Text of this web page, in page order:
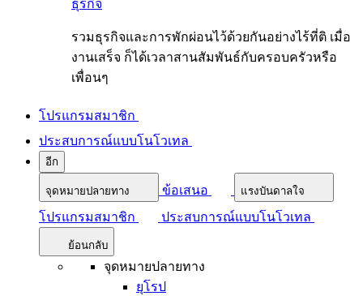
ธุรกิจ
รวมธุรกิจและการพักผ่อนไว้ด้วยกันอย่างไร้ที่ติ เมื่อ
งานเสร็จ ก็ได้เวลาสานสัมพันธ์กับครอบครัวหรือ
เพื่อนๆ
โปรแกรมสมาชิก
ประสบการณ์แบบโนโวเทล
อีก
จุดหมายปลายทาง ข้อเสนอ แรงบันดาลใจ
โปรแกรมสมาชิก ประสบการณ์แบบโนโวเทล
ย้อนกลับ
จุดหมายปลายทาง
ยุโรป